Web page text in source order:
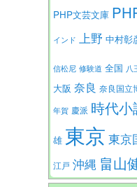
PHP文芸文庫
インド 上野 中村彰
信松尼 修験道 全国 八
大阪 奈良 奈良国立
年賀 慶派 時代小
雄 東京 東京
江戸 沖縄 畠山